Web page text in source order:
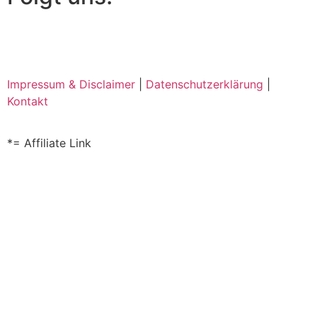
Impressum & Disclaimer Datenschutzerklärung
Kontakt
*= Affiliate Link